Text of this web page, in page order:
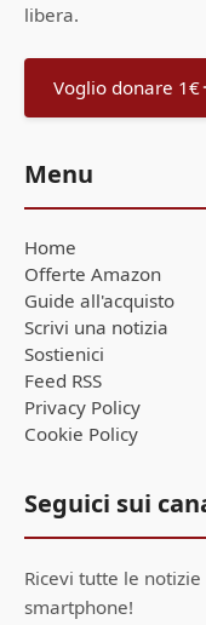
libera.
Voglio donare 1€
Menu
Home
Offerte Amazon
Guide all'acquisto
Scrivi una notizia
Sostienici
Feed RSS
Privacy Policy
Cookie Policy
Seguici sui
Ricevi tutte le
smartphone!